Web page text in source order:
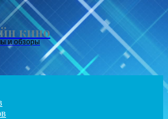
Menu
кино
и обзоры